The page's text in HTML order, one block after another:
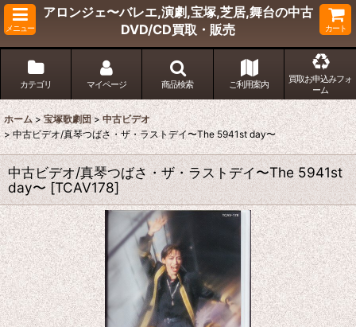
メニュー
アロンジェ〜バレエ,演劇,宝塚,芝居,舞台の中古
DVD/CD買取・販売
カート
カテゴリ マイページ 商品検索 ご利用案内
買取お申込みフォ
ーム
ホーム > 宝塚歌劇団 > 中古ビデオ
> 中古ビデオ/真琴つばさ・ザ・ラストデイ〜The 5941st day〜
中古ビデオ/真琴つばさ・ザ・ラストデイ〜The 5941st
day〜 [TCAV178]